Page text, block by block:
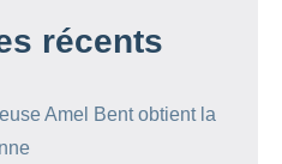
récents
Amel Bent obtient la